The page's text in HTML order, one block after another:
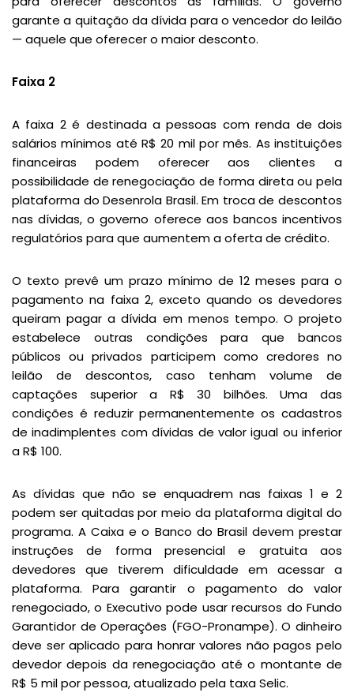
garante a quitação da dívida para o vencedor do leilão
— aquele que oferecer o maior desconto.
Faixa 2
A faixa 2 é destinada a pessoas com renda de dois
salários mínimos até R$ 20 mil por mês. As instituições
financeiras podem oferecer aos clientes a
possibilidade de renegociação de forma direta ou pela
plataforma do Desenrola Brasil. Em troca de descontos
nas dívidas, o governo oferece aos bancos incentivos
regulatórios para que aumentem a oferta de crédito.
O texto prevê um prazo mínimo de 12 meses para o
pagamento na faixa 2, exceto quando os devedores
queiram pagar a dívida em menos tempo. O projeto
estabelece outras condições para que bancos
públicos ou privados participem como credores no
leilão de descontos, caso tenham volume de
captações superior a R$ 30 bilhões. Uma das
condições é reduzir permanentemente os cadastros
de inadimplentes com dívidas de valor igual ou inferior
a R$ 100.
As dívidas que não se enquadrem nas faixas 1 e 2
podem ser quitadas por meio da plataforma digital do
programa. A Caixa e o Banco do Brasil devem prestar
instruções de forma presencial e gratuita aos
devedores que tiverem dificuldade em acessar a
plataforma. Para garantir o pagamento do valor
renegociado, o Executivo pode usar recursos do Fundo
Garantidor de Operações (FGO-Pronampe). O dinheiro
deve ser aplicado para honrar valores não pagos pelo
devedor depois da renegociação até o montante de
R$ 5 mil por pessoa, atualizado pela taxa Selic.